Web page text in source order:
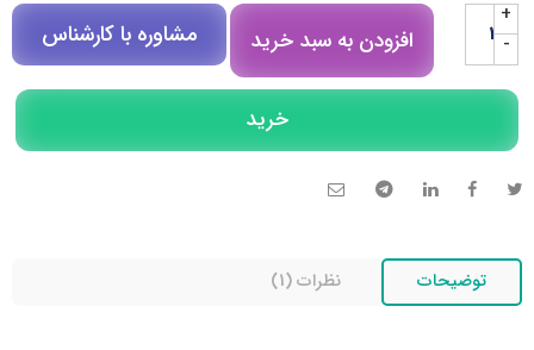
+
-
افزودن به سبد خرید مشاوره با کارشناس
مشاوره در روبیکا
تلگرام
خرید
توضیحات نظرات (1)